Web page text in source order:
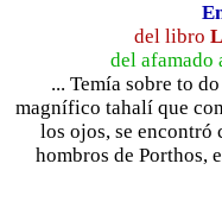
del libro
del afamado
... Temía sobre to
magnífico tahalí que
los ojos, se encontró
hombros de Porthos,